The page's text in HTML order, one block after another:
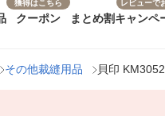
獲得はこちら
クーポン まとめ割
レビューで
キャンペ
その他裁縫用品 貝印